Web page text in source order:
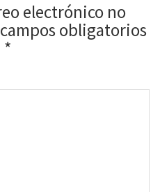
electrónico no
obligatorios
*